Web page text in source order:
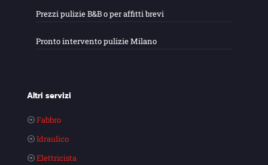
Prezzi pulizie B&B o per affitti brevi
Pronto intervento pulizie Milano
Altri servizi
Fabbro
Idraulico
Elettricista